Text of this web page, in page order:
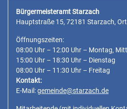
Bürgermeisteramt Starzach
Hauptstraße 15, 72181 Starzach,
Öffnungszeiten:
08:00 Uhr – 12:00 Uhr – Montag,
15:00 Uhr – 18:30 Uhr – Dienstag
08:00 Uhr – 11:30 Uhr – Freitag
Kontakt:
E-Mail:gemeinde@starzach.de